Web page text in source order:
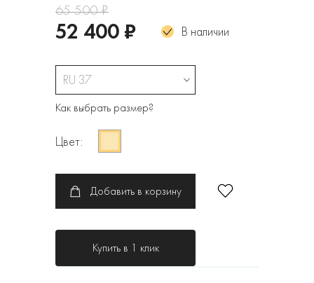
65 500 ₽
52 400 ₽ В наличии
RU 37
Как выбрать размер?
Цвет:
Добавить в корзину
Купить в 1 клик